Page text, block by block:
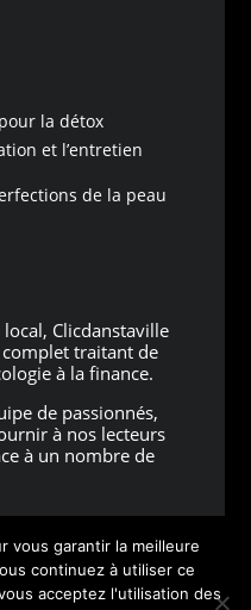
la détox
et l’entretien
de la peau
Clicdanstaville
traitant de
à la finance.
de passionnés,
à nos lecteurs
à un nombre de
vous garantir la meilleure
continuez à utiliser ce
acceptez l'utilisation des